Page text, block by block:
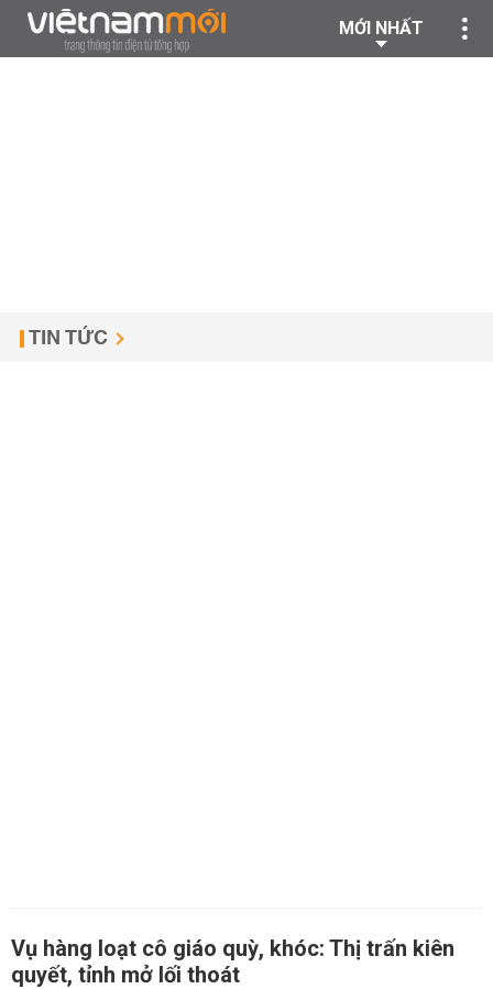
MỚI NHẤT
TIN TỨC
Vụ hàng loạt cô giáo quỳ, khóc: Thị trấn kiên
quyết, tỉnh mở lối thoát